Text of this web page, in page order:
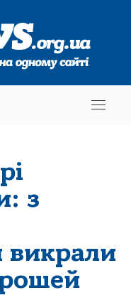
з
викрали